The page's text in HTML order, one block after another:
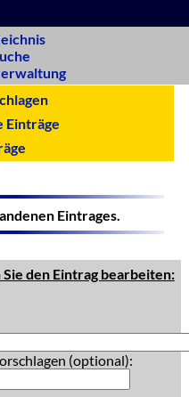
Einträge
Eintrages.
den Eintrag bearbeiten:
(optional):